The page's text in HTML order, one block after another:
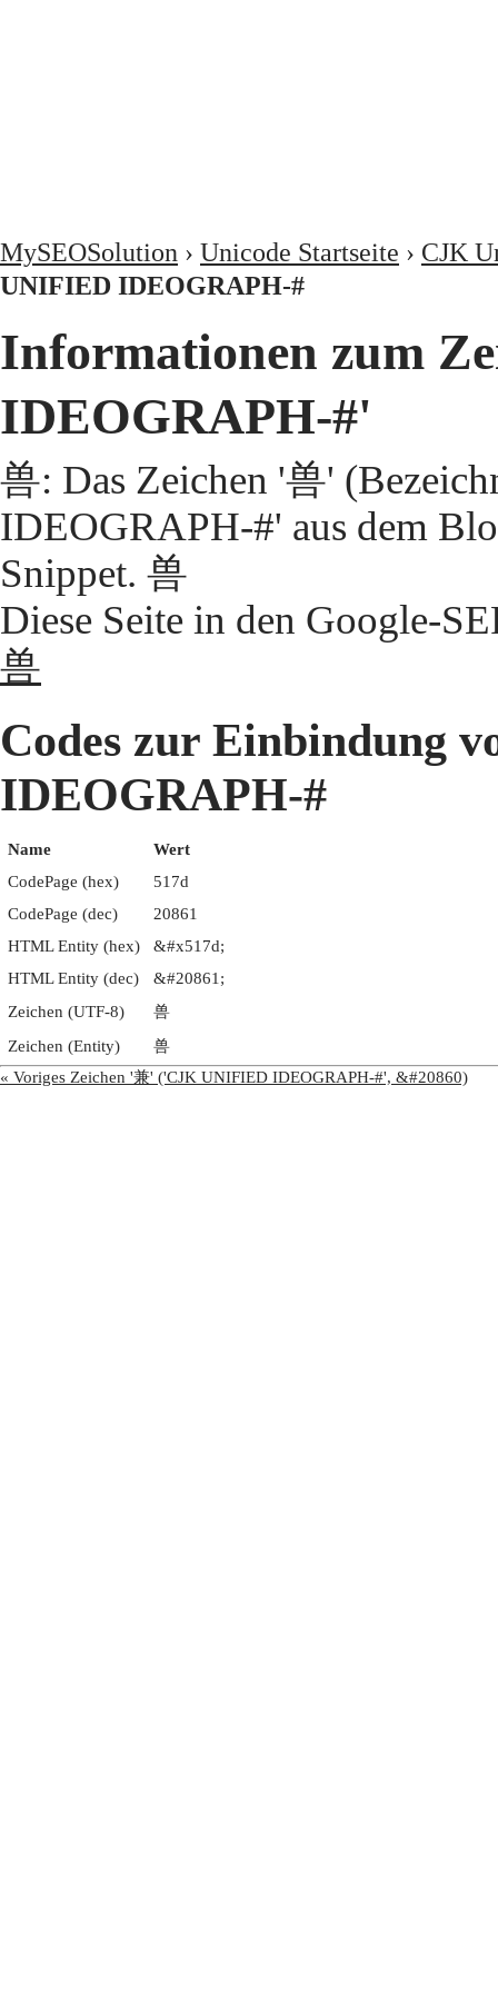
MySEOSolution › Unicode Startseite › CJK
UNIFIED IDEOGRAPH-#
Informationen zum
IDEOGRAPH-#'
兽: Das Zeichen '兽'
IDEOGRAPH-#' aus dem
Snippet. 兽
Diese Seite in den Google-
兽
Codes zur Einbindung
IDEOGRAPH-#
Name
Wert
CodePage (hex)
517d
CodePage (dec)
20861
HTML Entity (hex)
&#x517d;
HTML Entity (dec)
&#20861;
Zeichen (UTF-8)
兽
Zeichen (Entity)
兽
« Voriges Zeichen '兼' ('CJK UNIFIED IDEOGRAPH-#', &#20860)